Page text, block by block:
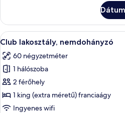
konyha
(Mature)
nemdohányzó,
konyha
(Mature)
részletei
A
következő
szoba
összes
képének
megtekintése:
Club
5
Club lakosztály, nemdohányzó
60 négyzetméter
1 hálószoba
2 férőhely
1 king (extra méretű) franciaágy
Ingyenes wifi